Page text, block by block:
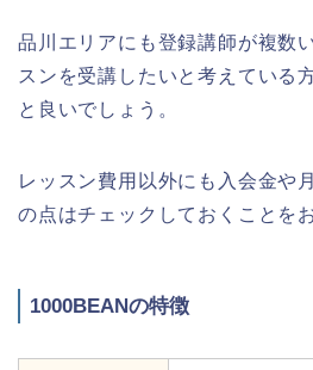
品川エリアにも登録講師が複数
スンを受講したいと考えている
と良いでしょう。
レッスン費用以外にも入会金や
の点はチェックしておくことを
1000BEANの特徴